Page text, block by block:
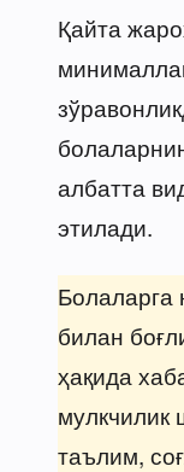
Қайта
албатта
этилади.
Болаларга
билан
ҳақида
мулкчилик
таълим,